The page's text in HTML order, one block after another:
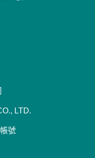
LTD.
號